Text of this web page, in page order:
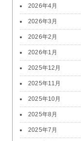
2026年4月
2026年3月
2026年2月
2026年1月
2025年12月
2025年11月
2025年10月
2025年8月
2025年7月